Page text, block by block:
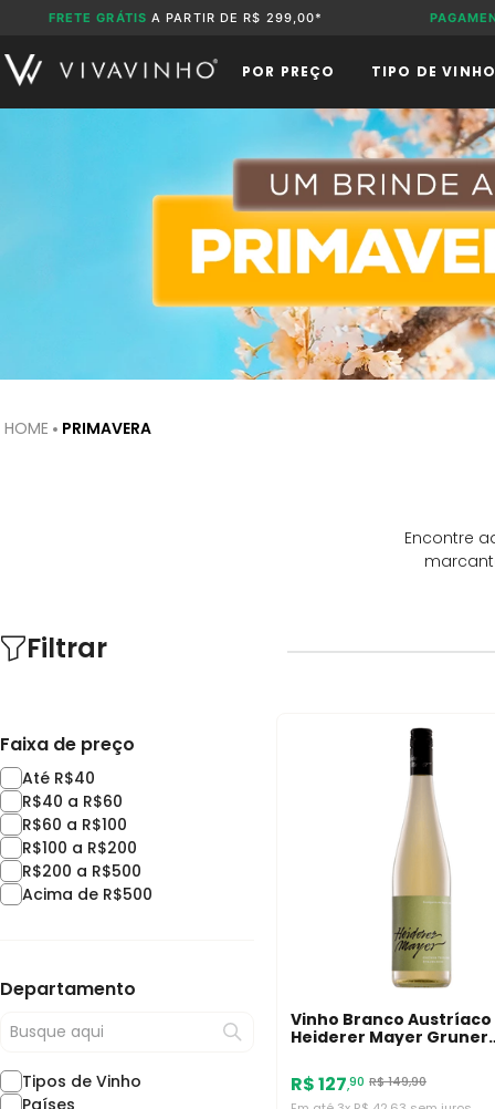
FRETE GRÁTIS A PARTIR DE R$ 299,00*
POR PREÇO TIPO DE VINHO
PRIMAVERA
Encontre
Filtrar
Faixa de preço
Até R$40
R$40 a R$60
R$60 a R$100
R$100 a R$200
R$200 a R$500
Acima de R$500
Departamento
Tipos de Vinho
Países
Vinho Branco Austríaco
Heiderer Mayer Gruner
R$127,90 R$149,90